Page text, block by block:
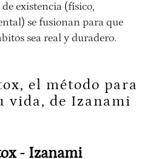
existencia (físico,
se fusionan para que
sea real y duradero.
- Izanami